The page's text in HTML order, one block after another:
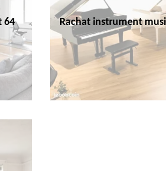
64 Rachat instrument